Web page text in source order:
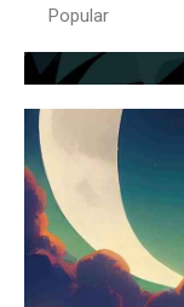
Popular